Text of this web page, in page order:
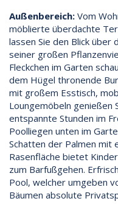
Außenbereich: Vom
möblierte überdachte
lassen Sie den Blick über
seiner großen
Fleckchen im Garten
dem Hügel thronende
mit großem Esstisch,
Loungemöbeln genießen
entspannte Stunden im
Poolliegen unten im
Schatten der Palmen mit
Rasenfläche bietet
zum Barfußgehen.
Pool, welcher umgeben
Bäumen absolute